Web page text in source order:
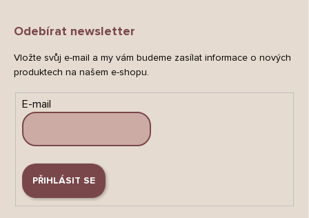
Odebírat newsletter
Vložte svůj e-mail a my vám budeme zasílat informace o nových
produktech na našem e-shopu.
E-mail
PŘIHLÁSIT SE